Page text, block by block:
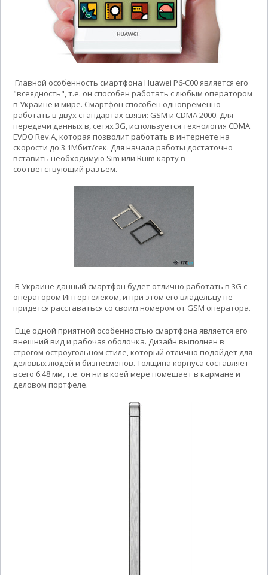
Главной особенность смартфона Huawei P6-C00 является его
"всеядность", т.е. он способен работать с любым оператором
в Украине и мире. Смартфон способен одновременно
работать в двух стандартах связи: GSM и CDMA 2000. Для
передачи данных в, сетях 3G, используется технология CDMA
EVDO Rev.A, которая позволит работать в интернете на
скорости до 3.1Мбит/сек. Для начала работы достаточно
вставить необходимую Sim или Ruim карту в
соответствующий разъем.
В Украине данный смартфон будет отлично работать в 3G с
оператором Интертелеком, и при этом его владельцу не
придется расставаться со своим номером от GSM оператора.
Еще одной приятной особенностью смартфона является его
внешний вид и рабочая оболочка. Дизайн выполнен в
строгом остроугольном стиле, который отлично подойдет для
деловых людей и бизнесменов. Толщина корпуса составляет
всего 6.48 мм, т.е. он ни в коей мере помешает в кармане и
деловом портфеле.